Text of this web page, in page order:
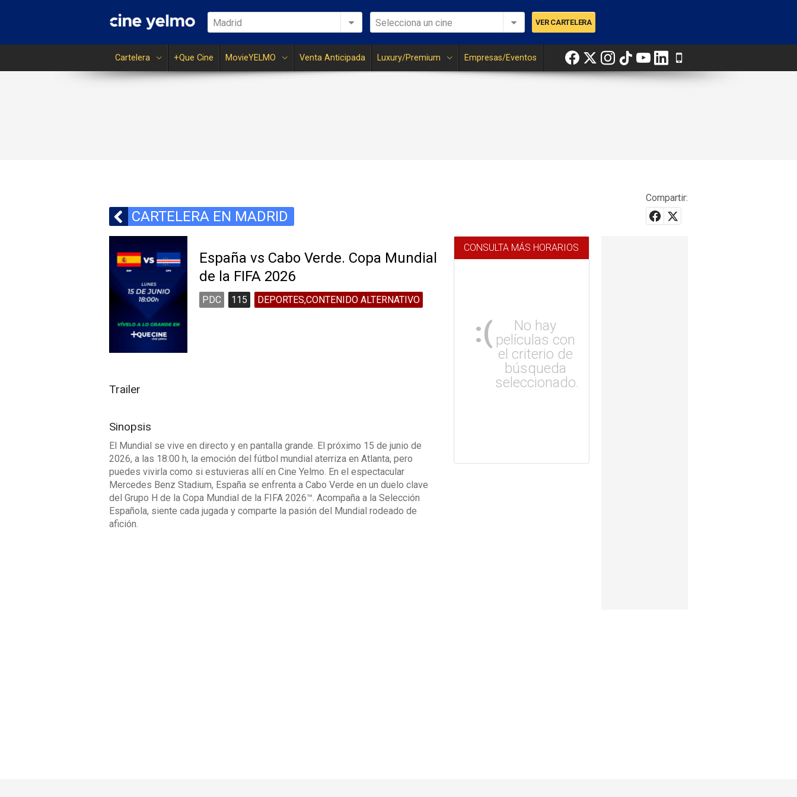
Madrid Selecciona un cine
Cartelera +Que Cine MovieYELMO Venta Anticipada Luxury/Premium Empresas/Eventos
CARTELERA EN MADRID
Compartir:
España vs Cabo Verde. Copa Mundial
de la FIFA 2026
PDC 115 DEPORTES,CONTENIDO ALTERNATIVO
Trailer
Sinopsis
El Mundial se vive en directo y en pantalla grande. El próximo 15 de junio de
2026, a las 18:00 h, la emoción del fútbol mundial aterriza en Atlanta, pero
puedes vivirla como si estuvieras allí en Cine Yelmo. En el espectacular
Mercedes Benz Stadium, España se enfrenta a Cabo Verde en un duelo clave
del Grupo H de la Copa Mundial de la FIFA 2026™. Acompaña a la Selección
Española, siente cada jugada y comparte la pasión del Mundial rodeado de
afición.
CONSULTA MÁS HORARIOS
:(
No hay
películas con
el criterio de
búsqueda
seleccionado.